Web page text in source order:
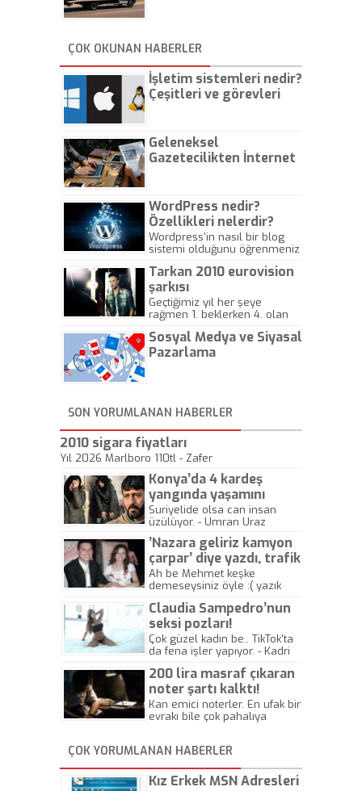
ÇOK OKUNAN HABERLER
İşletim sistemleri nedir?
Çeşitleri ve görevleri
Geleneksel
Gazetecilikten İnternet
WordPress nedir?
Özellikleri nelerdir?
Wordpress'in nasıl bir blog
sistemi olduğunu öğrenmeniz
Tarkan 2010 eurovision
şarkısı
Geçtiğimiz yıl her şeye
rağmen 1. beklerken 4. olan
gösterisinin bu yarışmada
önemli olmadığını anlamıştır.
Sosyal Medya ve Siyasal
Pazarlama
SON YORUMLANAN HABERLER
2010 sigara fiyatları
Yıl 2026 Marlboro 110tl - Zafer
Konya’da 4 kardeş
yangında yaşamını
yitirdi
Suriyelide olsa can insan
üzülüyor. - Umran Uraz
’Nazara geliriz kamyon
çarpar’ diye yazdı, trafik
kazasında öldü!
Ah be Mehmet keşke
demeseysiniz öyle :( yazık
Claudia Sampedro’nun
seksi pozları!
Çok güzel kadın be.. TikTok'ta
da fena işler yapıyor. - Kadri
200 lira masraf çıkaran
noter şartı kalktı!
Kan emici noterler. En ufak bir
evrakı bile çok pahalıya
kaptırıyorsunuz. - Kayhan
Gezenti
ÇOK YORUMLANAN HABERLER
Kız Erkek MSN Adresleri